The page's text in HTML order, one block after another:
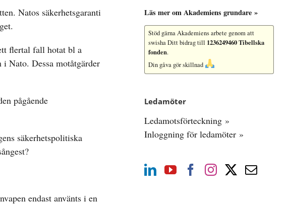
Natos säkerhetsgaranti
flertal fall hotat bl a
Nato. Dessa motåtgärder
pågående
säkerhetspolitiska
endast använts i en
Läs mer om Akademiens grundare »
Stöd gärna Akademiens arbete genom att
swisha Ditt bidrag till 1236249460 Tibellska
fonden.
Din gåva gör skillnad
Ledamöter
Ledamotsförteckning »
Inloggning för ledamöter »